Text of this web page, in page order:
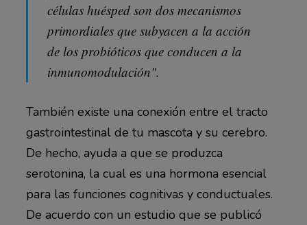
células huésped son dos mecanismos
primordiales que subyacen a la acción
de los probióticos que conducen a la
inmunomodulación".
También existe una conexión entre el tracto
gastrointestinal de tu mascota y su cerebro.
De hecho, ayuda a que se produzca
serotonina, la cual es una hormona esencial
para las funciones cognitivas y conductuales.
De acuerdo con un estudio que se publicó